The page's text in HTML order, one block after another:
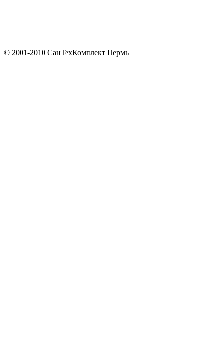
© 2001-2010 СанТехКомплект Пермь